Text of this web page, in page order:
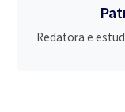
Redatora e